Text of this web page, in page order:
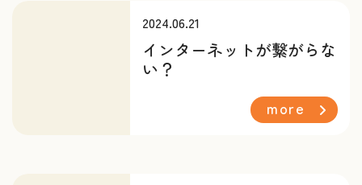
2024.06.21
インターネットが繋がらな
い？
more